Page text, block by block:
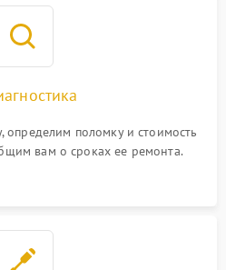
определим поломку и стоимость
вам о сроках ее ремонта.